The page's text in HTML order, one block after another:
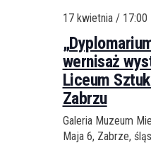
17 kwietnia / 17:00
wernisaż
Liceum
Zabrzu
Galeria Muzeum
Maja 6, Zabrze,